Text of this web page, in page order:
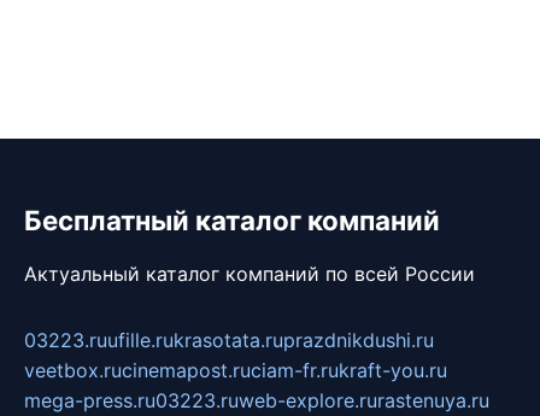
Бесплатный каталог компаний
Актуальный каталог компаний по всей России
03223.ruufille.rukrasotata.ruprazdnikdushi.ru
veetbox.rucinemapost.ruciam-fr.rukraft-you.ru
mega-press.ru03223.ruweb-explore.rurastenuya.ru